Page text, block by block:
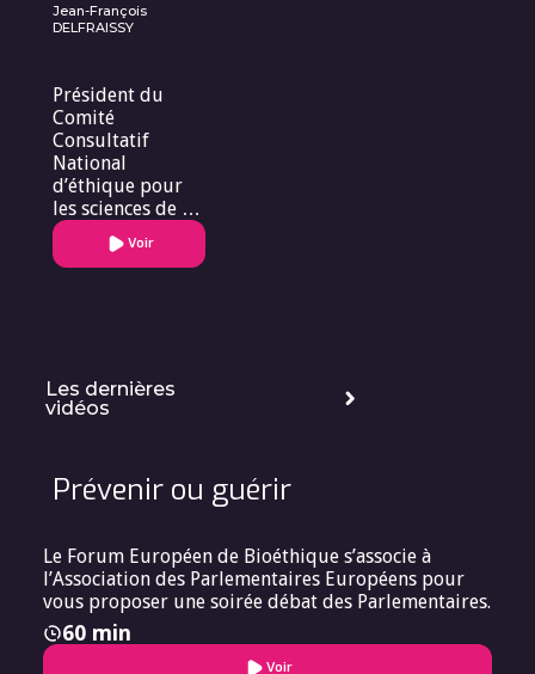
Dossier
Jean-François
DELFRAISSY
Président du
Comité
Consultatif
National
d’éthique pour
les sciences de la
vie et de la santé
Voir
Les dernières
vidéos
Prévenir ou guérir
Le Forum Européen de Bioéthique s’associe à
l’Association des Parlementaires Européens pour
vous proposer une soirée débat des Parlementaires.
60 min
Voir